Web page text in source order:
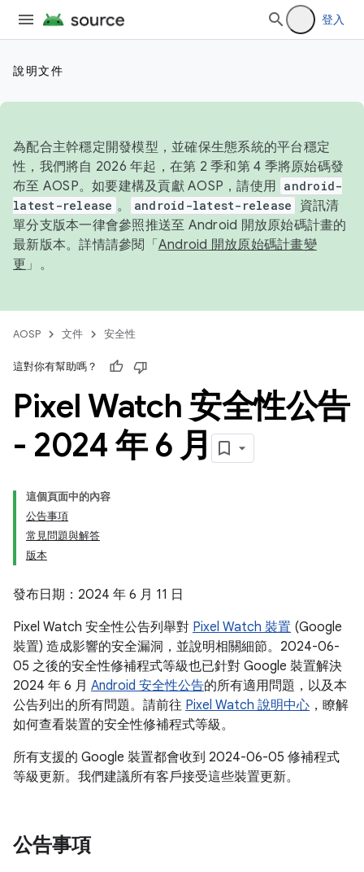
登入
說明文件
為配合主幹穩定開發模型，並確保生態系統的平台穩定
性，我們將自 2026 年起，在第 2 季和第 4 季將原始碼發
布至 AOSP。如要建構及貢獻 AOSP，請使用 android-
latest-release 。 android-latest-release
資訊清
單分支版本一律會參照推送至 Android 開放原始碼計畫的
最新版本。詳情請參閱「 Android 開放原始碼計畫變
更 」。
AOSP 文件 安全性
這對你有幫助嗎？
Pixel Watch 安全性公告
- 2024 年 6 月
這個頁面中的內容
公告事項
常見問題與解答
版本
發布日期：2024 年 6 月 11 日
Pixel Watch 安全性公告列舉對 Pixel Watch 裝置 (Google
裝置) 造成影響的安全漏洞，並說明相關細節。2024-06-
05 之後的安全性修補程式等級也已針對 Google 裝置解決
2024 年 6 月 Android 安全性公告的所有適用問題，以及本
公告列出的所有問題。請前往 Pixel Watch 說明中心 ，瞭解
如何查看裝置的安全性修補程式等級。
所有支援的 Google 裝置都會收到 2024-06-05 修補程式
等級更新。我們建議所有客戶接受這些裝置更新。
公告事項